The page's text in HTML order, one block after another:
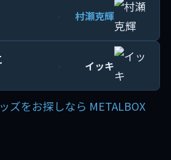
村瀬克輝
イッキ
ズをお探しなら METALBOX